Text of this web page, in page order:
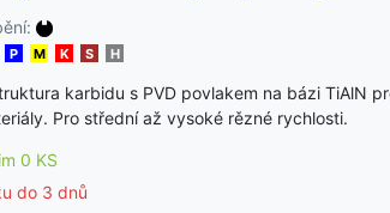
P M K S H
karbidu s PVD povlakem na bázi TiAlN
Pro střední až vysoké rězné rychlosti.
0 KS
do 3 dnů